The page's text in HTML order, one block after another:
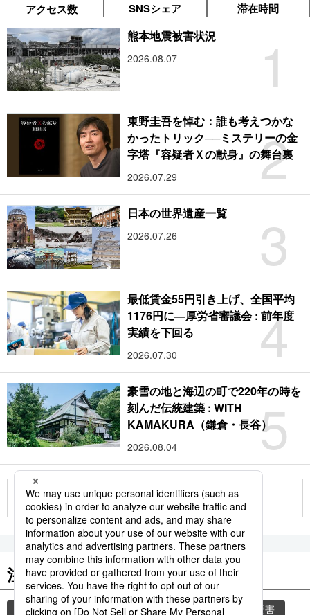
アクセス数 SNSシェア 滞在時間
1
熊本地震被害状況
2026.08.07
2
東野圭吾を悼む：誰も考えつかな
かったトリック──ミステリーの金
字塔『容疑者Ｘの献身』の舞台裏
2026.07.29
3
日本の世界遺産一覧
2026.07.26
4
最低賃金55円引き上げ、全国平均
1176円に―厚労省審議会 : 前年度
実績を下回る
2026.07.30
5
豪雪の地と海辺の町で220年の時を
刻んだ伝統建築 : WITH
KAMAKURA（鎌倉・長谷）
2026.08.04
もっと見る
注目のキーワード
共同通信ニュース 気象・災害 気象庁 災害